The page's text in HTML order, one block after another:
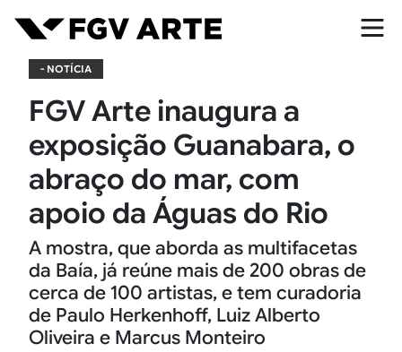
- NOTÍCIA
FGV Arte inaugura a
exposição Guanabara, o
abraço do mar, com
apoio da Águas do Rio
A mostra, que aborda as multifacetas
da Baía, já reúne mais de 200 obras de
cerca de 100 artistas, e tem curadoria
de Paulo Herkenhoff, Luiz Alberto
Oliveira e Marcus Monteiro